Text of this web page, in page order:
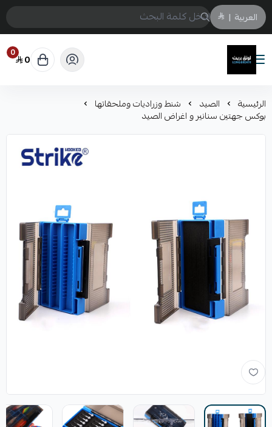
العربية |
لونق بريث
0 0
الرئيسية الصيد شنط وزراديات وملحقاتها
بوكس جهتين سنانير و اغراض الصيد